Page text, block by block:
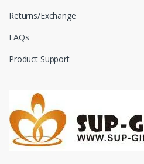
Returns/Exchange
FAQs
Product Support